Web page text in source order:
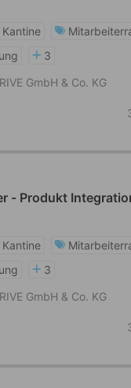
Kantine
3
GmbH & Co. KG
- Produkt
Kantine
3
GmbH & Co. KG